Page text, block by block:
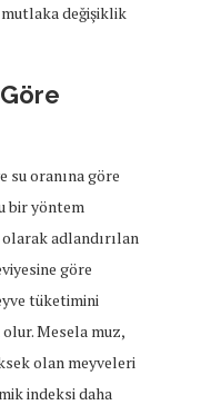
değişiklik
su oranına göre
bir yöntem
adlandırılan
göre
tüketimini
Mesela muz,
olan meyveleri
indeksi daha